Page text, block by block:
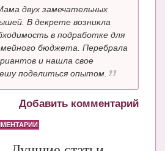
двух замечательных
В декрете возникла
в подработке для
бюджета. Перебрала
и нашла свое
поделиться опытом.
Добавить комментарий